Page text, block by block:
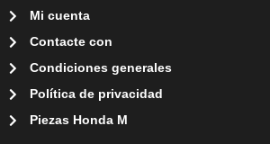
Mi cuenta
Contacte con
Condiciones generales
Política de privacidad
Piezas Honda M